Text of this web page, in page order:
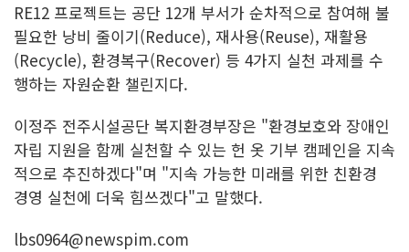
RE12 프로젝트는 공단 12개 부서가 순차적으로 참여해 불
필요한 낭비 줄이기(Reduce), 재사용(Reuse), 재활용
(Recycle), 환경복구(Recover) 등 4가지 실천 과제를 수
행하는 자원순환 챌린지다.
이정주 전주시설공단 복지환경부장은 "환경보호와 장애인
자립 지원을 함께 실천할 수 있는 헌 옷 기부 캠페인을 지속
적으로 추진하겠다"며 "지속 가능한 미래를 위한 친환경
경영 실천에 더욱 힘쓰겠다"고 말했다.
lbs0964@newspim.com